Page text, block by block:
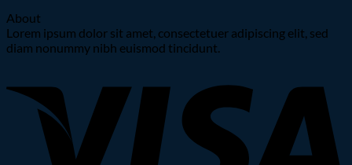
About
Lorem ipsum dolor sit amet, consectetuer adipiscing elit, sed
diam nonummy nibh euismod tincidunt.